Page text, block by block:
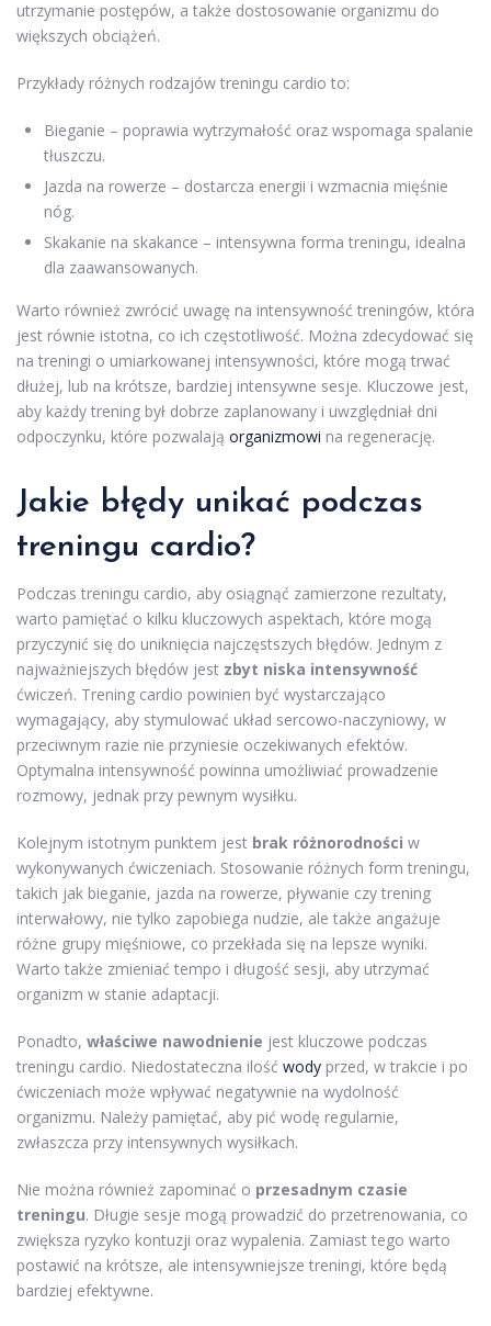
utrzymanie postępów, a także dostosowanie organizmu do
większych obciążeń.
Przykłady różnych rodzajów treningu cardio to:
Bieganie – poprawia wytrzymałość oraz wspomaga spalanie
tłuszczu.
Jazda na rowerze – dostarcza energii i wzmacnia mięśnie
nóg.
Skakanie na skakance – intensywna forma treningu, idealna
dla zaawansowanych.
Warto również zwrócić uwagę na intensywność treningów, która
jest równie istotna, co ich częstotliwość. Można zdecydować się
na treningi o umiarkowanej intensywności, które mogą trwać
dłużej, lub na krótsze, bardziej intensywne sesje. Kluczowe jest,
aby każdy trening był dobrze zaplanowany i uwzględniał dni
odpoczynku, które pozwalają organizmowi na regenerację.
Jakie błędy unikać podczas
treningu cardio?
Podczas treningu cardio, aby osiągnąć zamierzone rezultaty,
warto pamiętać o kilku kluczowych aspektach, które mogą
przyczynić się do uniknięcia najczęstszych błędów. Jednym z
najważniejszych błędów jest zbyt niska intensywność
ćwiczeń. Trening cardio powinien być wystarczająco
wymagający, aby stymulować układ sercowo-naczyniowy, w
przeciwnym razie nie przyniesie oczekiwanych efektów.
Optymalna intensywność powinna umożliwiać prowadzenie
rozmowy, jednak przy pewnym wysiłku.
Kolejnym istotnym punktem jest brak różnorodności w
wykonywanych ćwiczeniach. Stosowanie różnych form treningu,
takich jak bieganie, jazda na rowerze, pływanie czy trening
interwałowy, nie tylko zapobiega nudzie, ale także angażuje
różne grupy mięśniowe, co przekłada się na lepsze wyniki.
Warto także zmieniać tempo i długość sesji, aby utrzymać
organizm w stanie adaptacji.
Ponadto, właściwe nawodnienie jest kluczowe podczas
treningu cardio. Niedostateczna ilość wody przed, w trakcie i po
ćwiczeniach może wpływać negatywnie na wydolność
organizmu. Należy pamiętać, aby pić wodę regularnie,
zwłaszcza przy intensywnych wysiłkach.
Nie można również zapominać o przesadnym czasie
treningu. Długie sesje mogą prowadzić do przetrenowania, co
zwiększa ryzyko kontuzji oraz wypalenia. Zamiast tego warto
postawić na krótsze, ale intensywniejsze treningi, które będą
bardziej efektywne.